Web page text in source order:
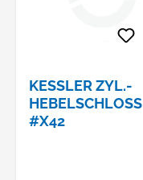
KESSLER ZYL.-
HEBELSCHLOSS
#X42